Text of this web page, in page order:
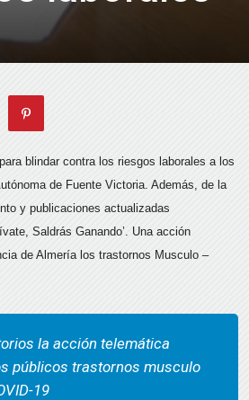
blindar contra los riesgos laborales a los
de Fuente Victoria. Además, de la
y publicaciones actualizadas
Saldrás Ganando’. Una acción
de Almería los trastornos Musculo –
la acción telemática
públicos trastornos musculo
19